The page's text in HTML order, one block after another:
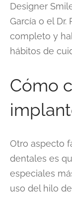
Designer
García o el Dr.
completo y
hábitos de
Cómo
Otro aspecto
dentales es
especiales
uso del hilo